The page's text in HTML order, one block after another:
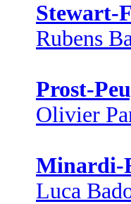
Stewart-
Rubens
Prost-
Olivier
Minardi-
Luca